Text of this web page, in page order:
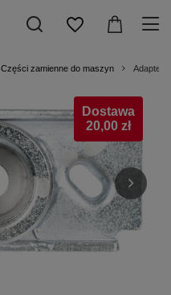
Części zamienne do maszyn Adapter
Dostawa
20,00 zł